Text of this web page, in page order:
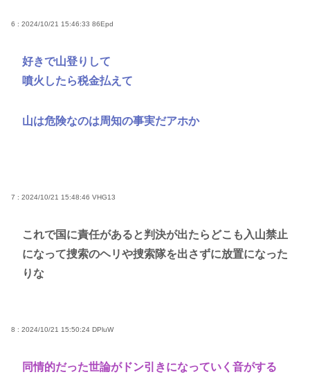
6 : 2024/10/21 15:46:33 86Epd
好きで山登りして
噴火したら税金払えて
山は危険なのは周知の事実だアホか
7 : 2024/10/21 15:48:46 VHG13
これで国に責任があると判決が出たらどこも入山禁止
になって捜索のヘリや捜索隊を出さずに放置になった
りな
8 : 2024/10/21 15:50:24 DPluW
同情的だった世論がドン引きになっていく音がする